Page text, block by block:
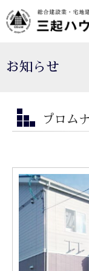
お知らせ
プロム